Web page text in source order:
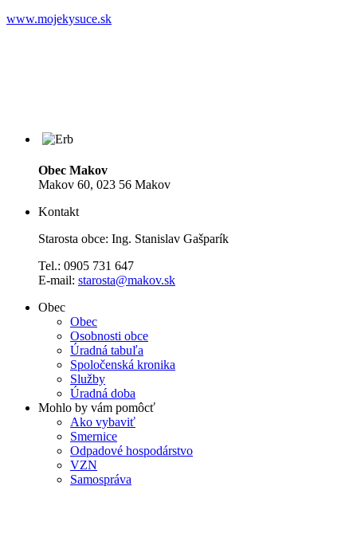
www.mojekysuce.sk
Obec Makov
Makov 60, 023 56 Makov
Kontakt
Starosta obce: Ing. Stanislav Gašparík
Tel.: 0905 731 647
E-mail: starosta@makov.sk
Obec
Obec
Osobnosti obce
Úradná tabuľa
Spoločenská kronika
Služby
Úradná doba
Mohlo by vám pomôcť
Ako vybaviť
Smernice
Odpadové hospodárstvo
VZN
Samospráva